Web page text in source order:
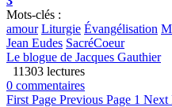
Mots-clés :
amour Liturgie Évangélisation
Jean Eudes SacréCoeur
Le blogue de Jacques Gauthier
11303 lectures
0 commentaires
First Page Previous Page 1 Next